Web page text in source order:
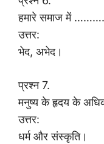
हमारे समाज में
उत्तर:
भेद, अभेद।
प्रश्न 7.
मनुष्य के हृदय के
उत्तर:
धर्म और संस्कृति।